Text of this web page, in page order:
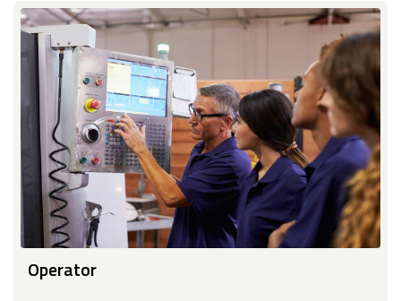
Operator